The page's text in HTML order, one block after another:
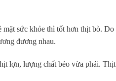
mặt sức khỏe thì tốt hơn thịt bò. Do
đương nhau.
lợn, lượng chất béo vừa phải. Thịt